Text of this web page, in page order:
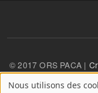
© 2017 ORS PACA |
confidentialité
Nous utilisons des